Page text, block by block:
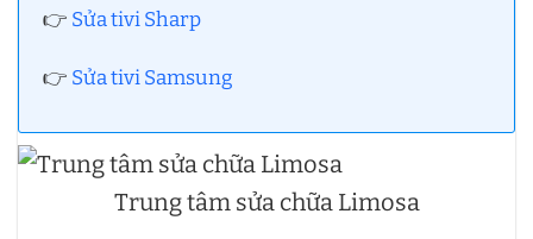
👉 Sửa tivi Sharp
👉 Sửa tivi Samsung
Trung tâm sửa chữa Limosa